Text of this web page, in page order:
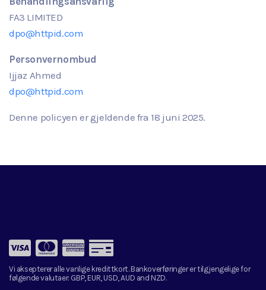
FA3 LIMITED
dpo@httpid.com
Personvernombud
Ijjaz Ahmed
dpo@httpid.com
Denne policyen er gjeldende fra 18 juni 2025.
Vi aksepterer alle vanlige kredittkort. Bankoverføringer er tilgjengelige for
følgende valutaer: GBP, EUR, USD, AUD and NZD.